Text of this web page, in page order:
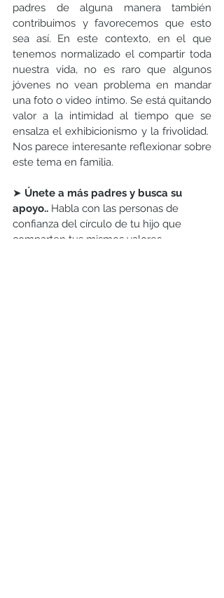
padres de alguna manera también
contribuimos y favorecemos que esto
sea así. En este contexto, en el que
tenemos normalizado el compartir toda
nuestra vida, no es raro que algunos
jóvenes no vean problema en mandar
una foto o video íntimo. Se está quitando
valor a la intimidad al tiempo que se
ensalza el exhibicionismo y la frivolidad.
Nos parece interesante reflexionar sobre
este tema en familia.
➤ Únete a más padres y busca su
apoyo.. Habla con las personas de
confianza del círculo de tu hijo que
comparten tus mismos valores.